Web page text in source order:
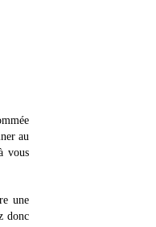
au
vous
une
donc